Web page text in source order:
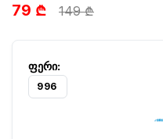
79 ₾ 149 ₾
996